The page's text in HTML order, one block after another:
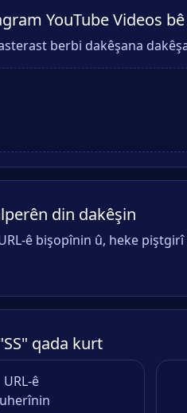
YouTube Videos
berbi dakêşana
din dakêşin
ê bişopînin û, heke
qada kurt